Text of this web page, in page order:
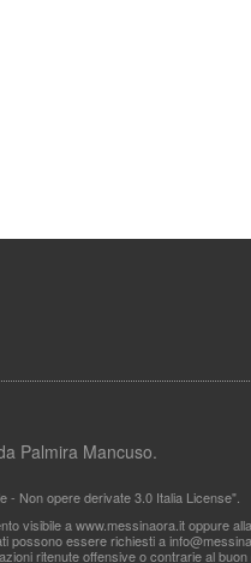
Palmira Mancuso.
Non opere derivate 3.0 Italia License".
visibile a www.messinaora.it oppure
possono essere richiesti a
ritenute offensive o contrarie al